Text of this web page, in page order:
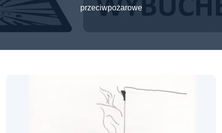
przeciwpożarowe